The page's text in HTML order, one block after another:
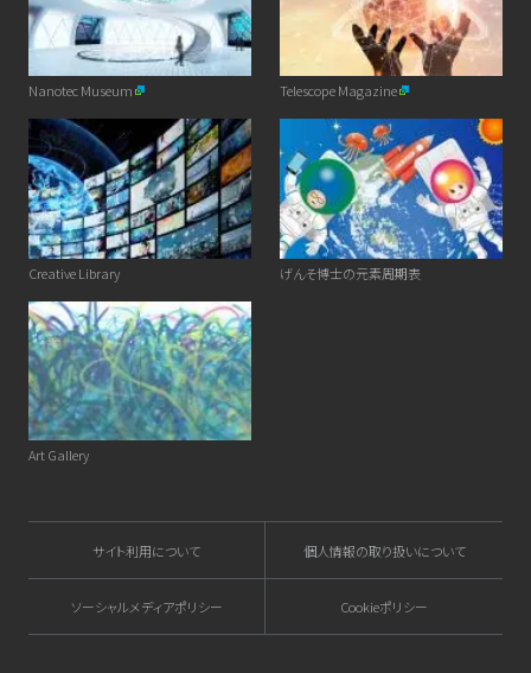
Nanotec Museum Telescope Magazine
Creative Library げんそ博士の元素周期表
Art Gallery
サイト利用について 個人情報の取り扱いについて
ソーシャルメディアポリシー Cookieポリシー